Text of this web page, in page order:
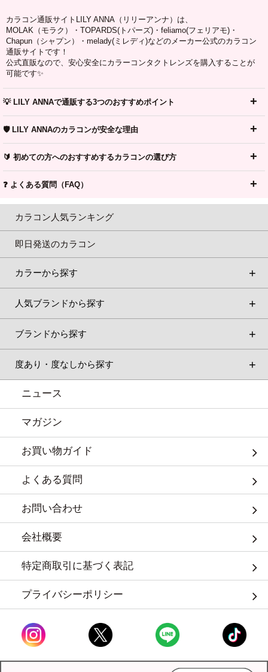
カラコン通販サイトLILY ANNA（リリーアンナ）は、
MOLAK（モラク）・TOPARDS(トパーズ)・feliamo(フェリアモ)・
Chapun（シャプン）・melady(ミレディ)などのメーカー公式のカラコン
通販サイトです！
公式直販なので、安心安全にカラーコンタクトレンズを購入することが
可能です✨
💡 LILY ANNAで通販する3つのおすすめポイント
🛡️ LILY ANNAのカラコンが安全な理由
🔰 初めての方へのおすすめするカラコンの選び方
❓ よくある質問（FAQ）
カラコン人気ランキング
即日発送のカラコン
カラーから探す
人気ブランドから探す
ブランドから探す
度あり・度なしから探す
ニュース
マガジン
お買い物ガイド
よくある質問
お問い合わせ
会社概要
特定商取引に基づく表記
プライバシーポリシー